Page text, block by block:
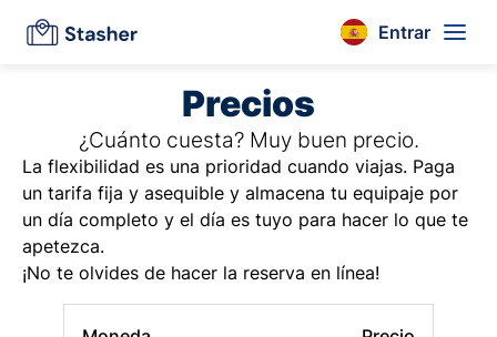
Entrar
Precios
¿Cuánto cuesta? Muy buen precio.
La flexibilidad es una prioridad cuando viajas. Paga
un tarifa fija y asequible y almacena tu equipaje por
un día completo y el día es tuyo para hacer lo que te
apetezca.
¡No te olvides de hacer la reserva en línea!